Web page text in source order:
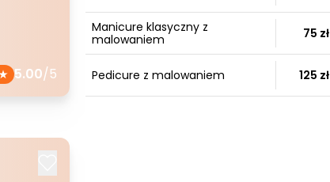
5.00/5
Manicure klasyczny z
malowaniem
75 zł
Pedicure z malowaniem 125 zł